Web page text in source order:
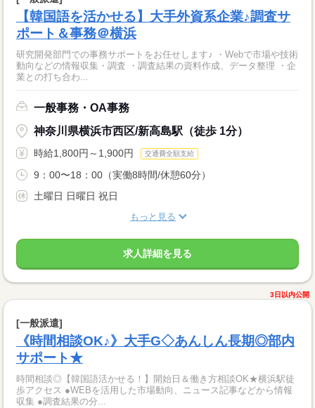
【韓国語を活かせる】大手外資系企業♪調査サ
ポート＆事務＠横浜
研究開発部門での事務サポートをお任せします♪ ・Webで市場や技術
動向などの情報収集・調査 ・調査結果の資料作成、データ整理 ・企
業との打ち合わ...
一般事務・OA事務
神奈川県横浜市西区/新高島駅（徒歩 1分）
時給1,800円～1,900円 交通費全額支給
9：00〜18：00（実働8時間/休憩60分）
土曜日 日曜日 祝日
もっと見る
求人詳細を見る
3日以内公開
[一般派遣]
《時間相談OK♪》大手G◇あんしん長期◎部内
サポート★
時間相談◎【韓国語活かせる！】開始日＆働き方相談OK★横浜駅徒
歩アクセス ●WEBを活用した市場動向、ニュース記事などから情報
収集 ●調査結果の分...